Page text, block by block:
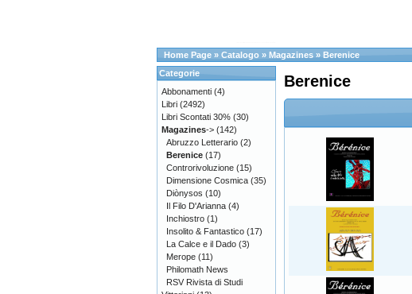
Home Page » Catalogo » Magazines » Berenice
Berenice
Categorie
Abbonamenti (4)
Libri (2492)
Libri Scontati 30% (30)
Magazines-> (142)
Abruzzo Letterario (2)
Berenice (17)
Controrivoluzione (15)
Dimensione Cosmica (35)
Diònysos (10)
Il Filo D'Arianna (4)
Inchiostro (1)
Insolito & Fantastico (17)
La Calce e il Dado (3)
Merope (11)
Philomath News
RSV Rivista di Studi